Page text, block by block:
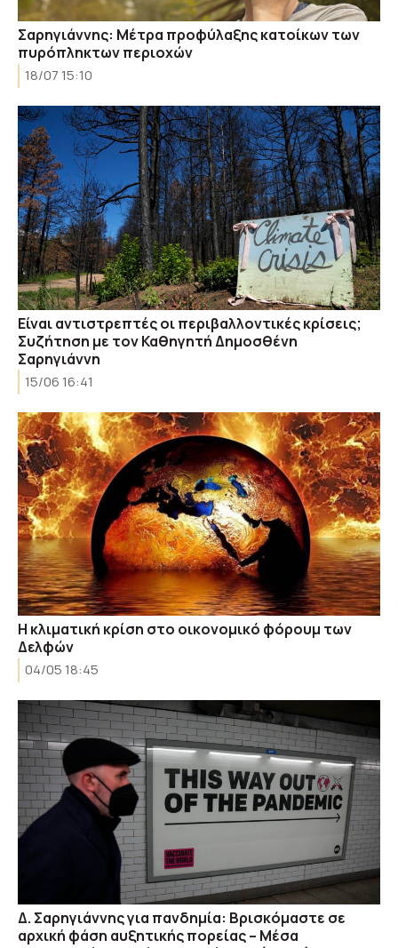
Σαρηγιάννης: Μέτρα προφύλαξης κατοίκων των
πυρόπληκτων περιοχών
18/07 15:10
Είναι αντιστρεπτές οι περιβαλλοντικές κρίσεις;
Συζήτηση με τον Καθηγητή Δημοσθένη
Σαρηγιάννη
15/06 16:41
Η κλιματική κρίση στο οικονομικό φόρουμ των
Δελφών
04/05 18:45
Δ. Σαρηγιάννης για πανδημία: Βρισκόμαστε σε
αρχική φάση αυξητικής πορείας – Μέσα